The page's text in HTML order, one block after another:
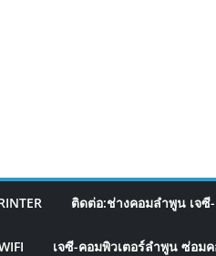
ติดต่อ:ช่างคอมลำพูน เจซี
เจซี-คอมพิวเตอร์ลำพูน ซ่อม